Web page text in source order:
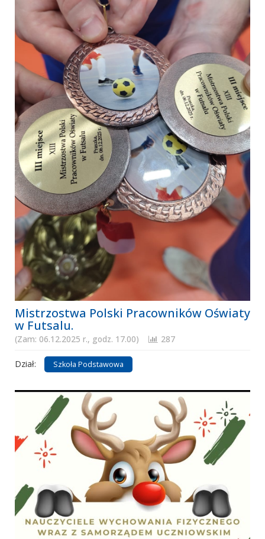
Mistrzostwa Polski Pracowników Oświaty
w Futsalu.
(Zam: 06.12.2025 r., godz. 17.00) 287
Dział: Szkoła Podstawowa